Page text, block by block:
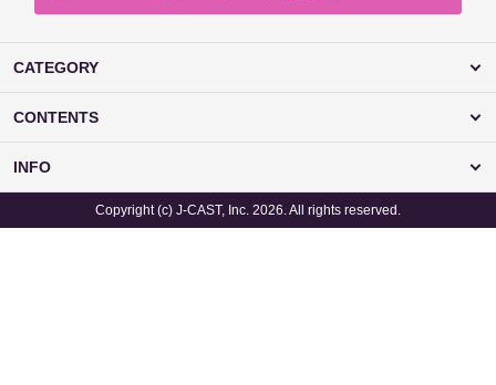
CATEGORY
CONTENTS
INFO
Copyright (c) J-CAST, Inc. 2026. All rights reserved.